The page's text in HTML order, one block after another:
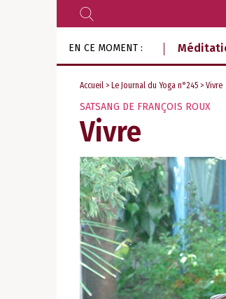
RECHERCHER
EN CE MOMENT :
Accueil > Le Journal du Yoga n°245 > Vivre
SATSANG DE FRANÇOIS ROUX
Vivre